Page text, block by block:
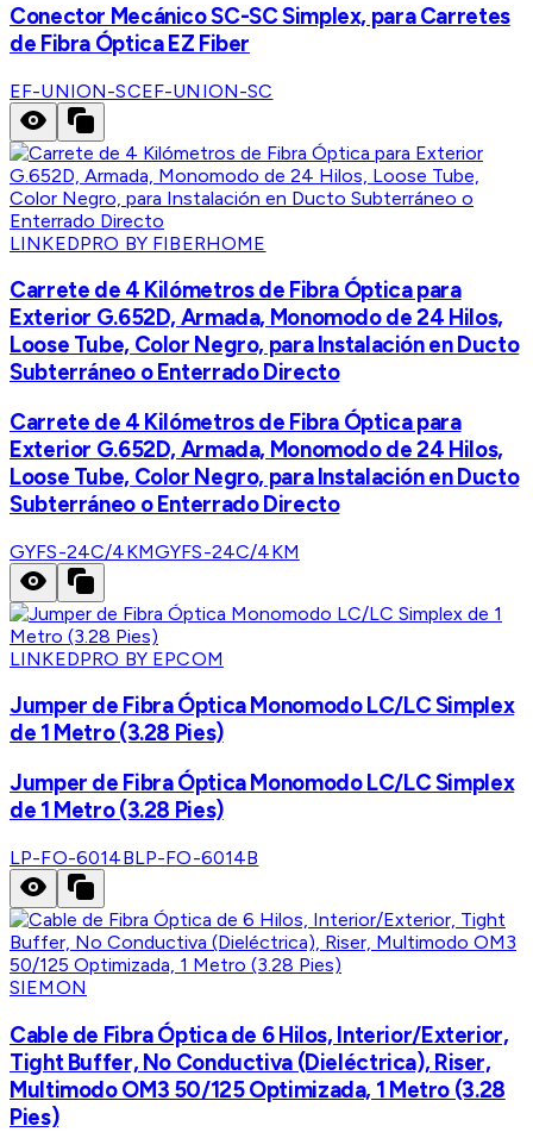
Conector Mecánico SC-SC Simplex, para Carretes
de Fibra Óptica EZ Fiber
EF-UNION-SCEF-UNION-SC
LINKEDPRO BY FIBERHOME
Carrete de 4 Kilómetros de Fibra Óptica para
Exterior G.652D, Armada, Monomodo de 24 Hilos,
Loose Tube, Color Negro, para Instalación en Ducto
Subterráneo o Enterrado Directo
Carrete de 4 Kilómetros de Fibra Óptica para
Exterior G.652D, Armada, Monomodo de 24 Hilos,
Loose Tube, Color Negro, para Instalación en Ducto
Subterráneo o Enterrado Directo
GYFS-24C/4KMGYFS-24C/4KM
LINKEDPRO BY EPCOM
Jumper de Fibra Óptica Monomodo LC/LC Simplex
de 1 Metro (3.28 Pies)
Jumper de Fibra Óptica Monomodo LC/LC Simplex
de 1 Metro (3.28 Pies)
LP-FO-6014BLP-FO-6014B
SIEMON
Cable de Fibra Óptica de 6 Hilos, Interior/Exterior,
Tight Buffer, No Conductiva (Dieléctrica), Riser,
Multimodo OM3 50/125 Optimizada, 1 Metro (3.28
Pies)